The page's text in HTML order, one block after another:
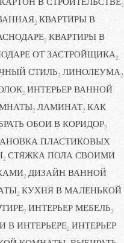
2
2 КВАРТИРЫ В
2 КВАРТИРЫ В
ОТ ЗАСТРОЙЩИКА2
СТИЛЬ2 ЛИНОЛЕУМА2
2 ИНТЕРЬЕР ВАННОЙ
2 ЛАМИНАТ2 КАК
ОБОИ В КОРИДОР2
ПЛАСТИКОВЫХ
2 СТЯЖКА ПОЛА СВОИМИ
2 ДИЗАЙН ВАННОЙ
2 КУХНЯ В МАЛЕНЬКОЙ
2 ИНТЕРЬЕР МЕБЕЛЬ2
В ИНТЕРЬЕРЕ2 ИНТЕРЬЕР